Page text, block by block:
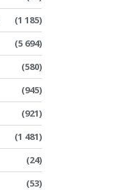
(1 185)
(5 694)
(580)
(945)
(921)
(1 481)
(24)
(53)